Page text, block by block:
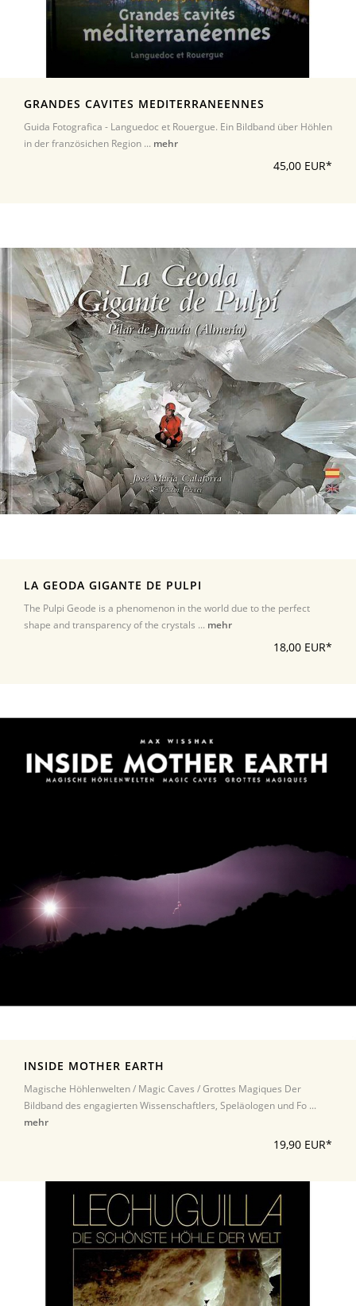
GRANDES CAVITES MEDITERRANEENNES
Guida Fotografica - Languedoc et Rouergue. Ein Bildband über Höhlen
in der französichen Region ... mehr
45,00 EUR*
LA GEODA GIGANTE DE PULPI
The Pulpi Geode is a phenomenon in the world due to the perfect
shape and transparency of the crystals ... mehr
18,00 EUR*
INSIDE MOTHER EARTH
Magische Höhlenwelten / Magic Caves / Grottes Magiques Der
Bildband des engagierten Wissenschaftlers, Speläologen und Fo ...
mehr
19,90 EUR*